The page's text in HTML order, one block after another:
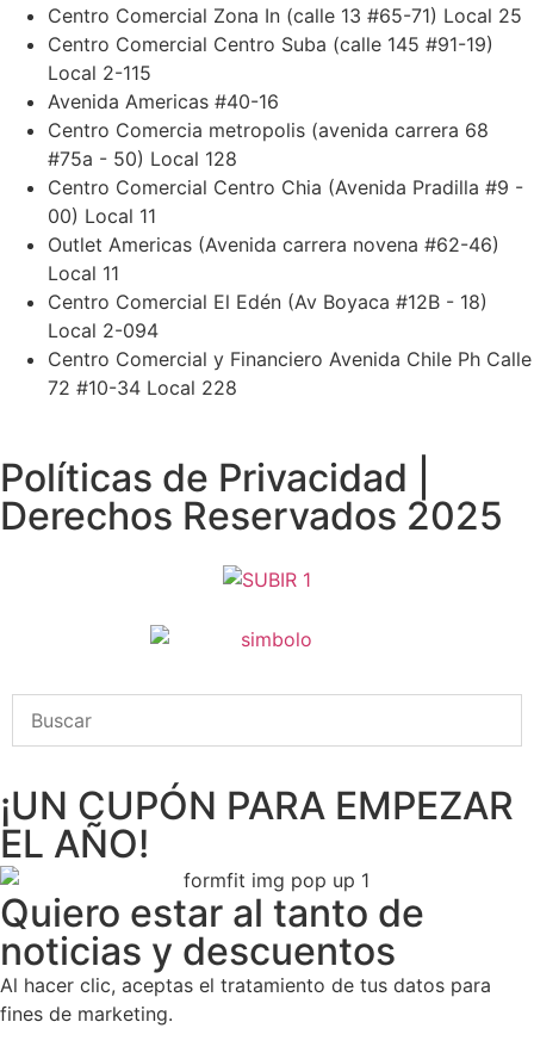
Centro Comercial Zona In (calle 13 #65-71) Local 25
Centro Comercial Centro Suba (calle 145 #91-19)
Local 2-115
Avenida Americas #40-16
Centro Comercia metropolis (avenida carrera 68
#75a - 50) Local 128
Centro Comercial Centro Chia (Avenida Pradilla #9 -
00) Local 11
Outlet Americas (Avenida carrera novena #62-46)
Local 11
Centro Comercial El Edén (Av Boyaca #12B - 18)
Local 2-094
Centro Comercial y Financiero Avenida Chile Ph Calle
72 #10-34 Local 228
Políticas de Privacidad |
Derechos Reservados 2025
¡UN CUPÓN PARA EMPEZAR
EL AÑO!
Quiero estar al tanto de
noticias y descuentos
Al hacer clic, aceptas el tratamiento de tus datos para
fines de marketing.